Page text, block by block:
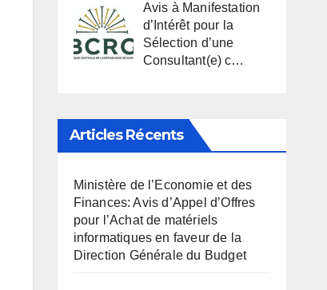
Avis à Manifestation
d’Intérêt pour la
Sélection d’une
Consultant(e) c…
Articles Récents
Ministère de l’Economie et des
Finances: Avis d’Appel d’Offres
pour l’Achat de matériels
informatiques en faveur de la
Direction Générale du Budget